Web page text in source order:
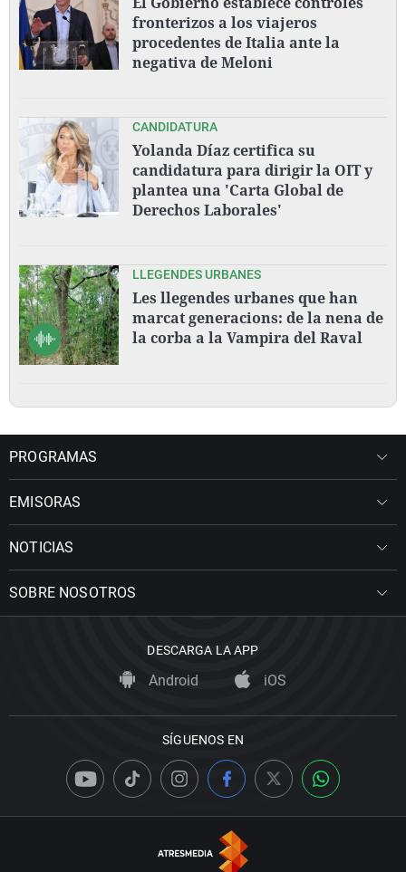
fronterizos a los viajeros
procedentes de Italia ante la
negativa de Meloni
CANDIDATURA
Yolanda Díaz certifica su
candidatura para dirigir la OIT y
plantea una 'Carta Global de
Derechos Laborales'
LLEGENDES URBANES
Les llegendes urbanes que han
marcat generacions: de la nena de
la corba a la Vampira del Raval
PROGRAMAS
EMISORAS
NOTICIAS
SOBRE NOSOTROS
DESCARGA LA APP
Android iOS
SÍGUENOS EN